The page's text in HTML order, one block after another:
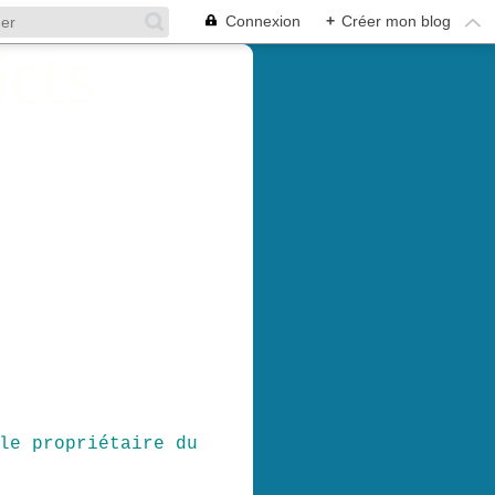
Connexion + Créer mon blog
propriétaire du